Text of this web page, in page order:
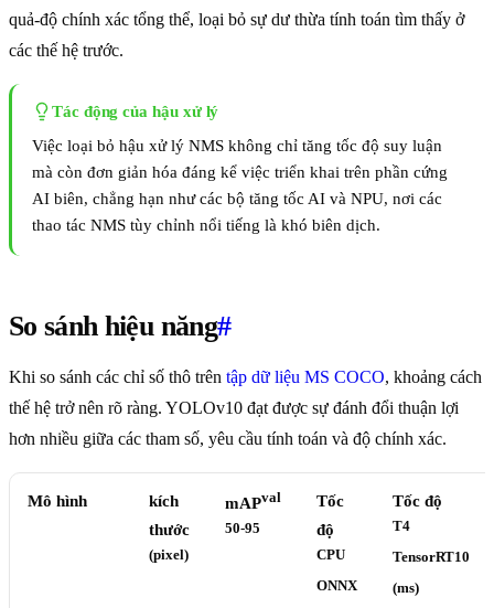
quả-độ chính xác tổng thể, loại bỏ sự dư thừa tính toán tìm thấy ở
các thế hệ trước.
Tác động của hậu xử lý
Việc loại bỏ hậu xử lý NMS không chỉ tăng tốc độ suy luận
mà còn đơn giản hóa đáng kể việc triển khai trên phần cứng
AI biên, chẳng hạn như các bộ tăng tốc AI và NPU, nơi các
thao tác NMS tùy chỉnh nổi tiếng là khó biên dịch.
So sánh hiệu năng#
Khi so sánh các chỉ số thô trên tập dữ liệu MS COCO, khoảng cách
thế hệ trở nên rõ ràng. YOLOv10 đạt được sự đánh đổi thuận lợi
hơn nhiều giữa các tham số, yêu cầu tính toán và độ chính xác.
Mô hình
kích
thước
(pixel)
mAPval
50-95
Tốc
độ
CPU
ONNX
Tốc độ
T4
TensorRT10
(ms)